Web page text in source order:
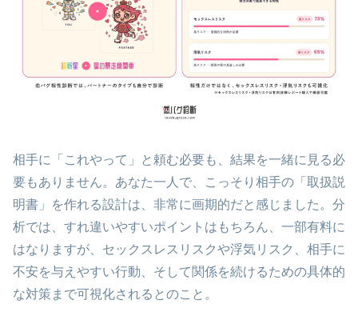
相手に「これやって」と頼む必要も、結果を一緒に見る必
要もありません。あなた一人で、こっそり相手の「取扱説
明書」を作れる設計は、非常に画期的だと感じました。分
析では、すれ違いやすいポイントはもちろん、一部有料に
はなりますが、セックスレスリスクや浮気リスク、相手に
不安を与えやすい行動、そして関係を続けるための具体的
な対策まで可視化されるとのこと。